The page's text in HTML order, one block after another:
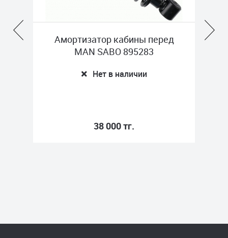
Амортизатор кабины перед
MAN SABO 895283
Нет в наличии